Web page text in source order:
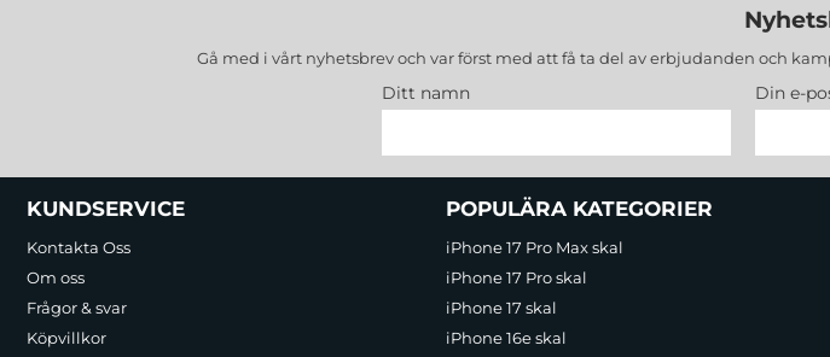
Gå med i vårt nyhetsbrev och var först med att få ta del av erbjudanden och
Ditt namn Din e-
Sidfot Blandad info och länkar
KUNDSERVICE
Kontakta Oss
Om oss
Frågor & svar
Köpvillkor
POPULÄRA KATEGORIER
iPhone 17 Pro Max skal
iPhone 17 Pro skal
iPhone 17 skal
iPhone 16e skal